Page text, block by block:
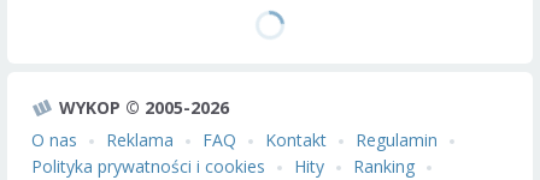
WYKOP © 2005-2026
O nas
Reklama FAQ Kontakt
Regulamin
Polityka prywatności i cookies
Hity
Ranking